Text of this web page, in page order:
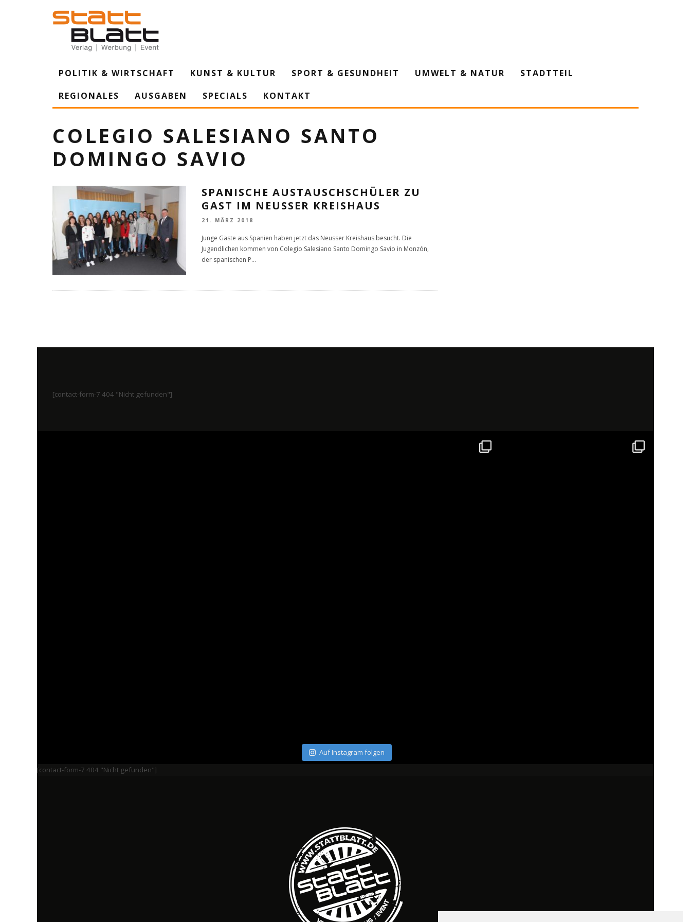
POLITIK & WIRTSCHAFT KUNST & KULTUR SPORT & GESUNDHEIT UMWELT & NATUR
STADTTEIL
REGIONALES
AUSGABEN SPECIALS KONTAKT
COLEGIO SALESIANO SANTO
DOMINGO SAVIO
SPANISCHE AUSTAUSCHSCHÜLER ZU
GAST IM NEUSSER KREISHAUS
21. MÄRZ 2018
Junge Gäste aus Spanien haben jetzt das Neusser Kreishaus besucht. Die
Jugendlichen kommen von Colegio Salesiano Santo Domingo Savio in Monzón,
der spanischen P...
[contact-form-7 404 "Nicht gefunden"]
Auf Instagram folgen
[contact-form-7 404 "Nicht gefunden"]